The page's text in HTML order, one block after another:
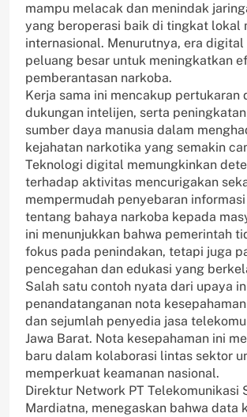
mampu melacak dan menindak
yang beroperasi baik di tingkat lokal
internasional. Menurutnya, era
peluang besar untuk meningkatkan
pemberantasan narkoba.
Kerja sama ini mencakup pertukaran
dukungan intelijen, serta
sumber daya manusia dalam
kejahatan narkotika yang semakin
Teknologi digital memungkinkan
terhadap aktivitas mencurigakan
mempermudah penyebaran
tentang bahaya narkoba kepada
ini menunjukkan bahwa pemerintah
fokus pada penindakan, tetapi juga
pencegahan dan edukasi yang
Salah satu contoh nyata dari upaya
penandatanganan nota
dan sejumlah penyedia jasa
Jawa Barat. Nota kesepahaman ini
baru dalam kolaborasi lintas sektor
memperkuat keamanan nasional.
Direktur Network PT Telekomunikasi
Mardiatna, menegaskan bahwa data